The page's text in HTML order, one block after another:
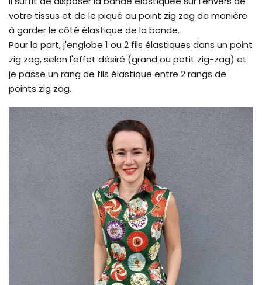
votre tissus et de le piqué au point zig zag de manière
à garder le côté élastique de la bande.
Pour la part, j'englobe 1 ou 2 fils élastiques dans un point
zig zag, selon l'effet désiré (grand ou petit zig-zag) et
je passe un rang de fils élastique entre 2 rangs de
points zig zag.